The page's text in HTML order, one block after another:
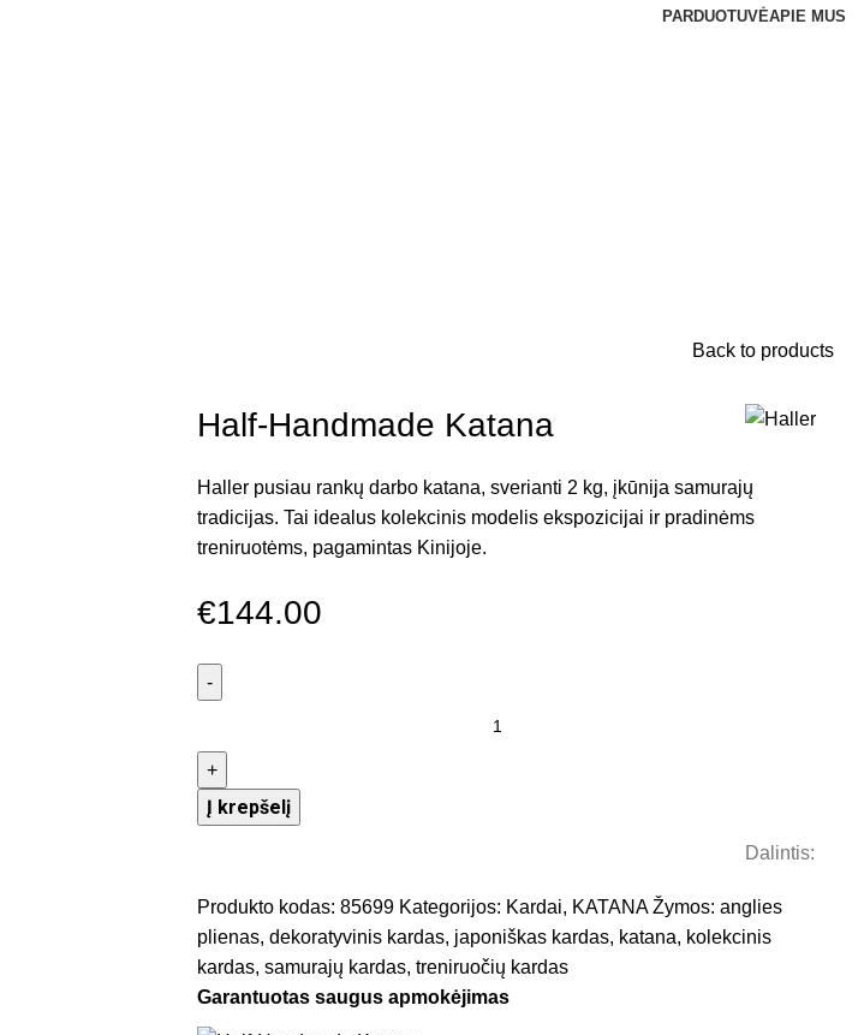
PARDUOTUVĖAPIE MUS
Back to products
Half-Handmade Katana
Haller pusiau rankų darbo katana, sverianti 2 kg, įkūnija samurajų
tradicijas. Tai idealus kolekcinis modelis ekspozicijai ir pradinėms
treniruotėms, pagamintas Kinijoje.
€144.00
Į krepšelį
Dalintis:
Produkto kodas: 85699 Kategorijos: Kardai, KATANA Žymos: anglies
plienas, dekoratyvinis kardas, japoniškas kardas, katana, kolekcinis
kardas, samurajų kardas, treniruočių kardas
Garantuotas saugus apmokėjimas